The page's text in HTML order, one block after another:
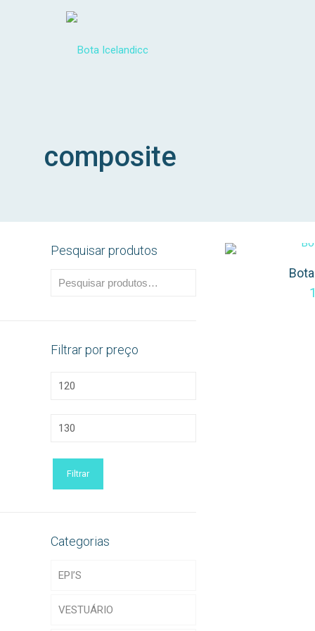
composite
Pesquisar produtos
Filtrar por preço
Preço
Preço
Filtrar
Categorias
EPI’S
Acessórios de EPI
VESTUÁRIO